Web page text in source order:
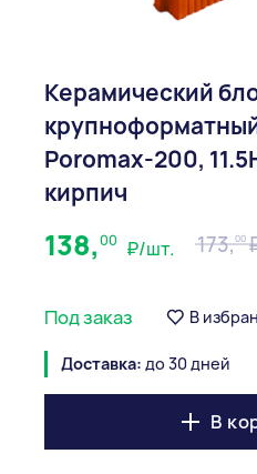
Керамический
Poromax-200,
кирпич
138,00 ₽/шт. 173,00
Под заказ В
Доставка: до 30 дней
В